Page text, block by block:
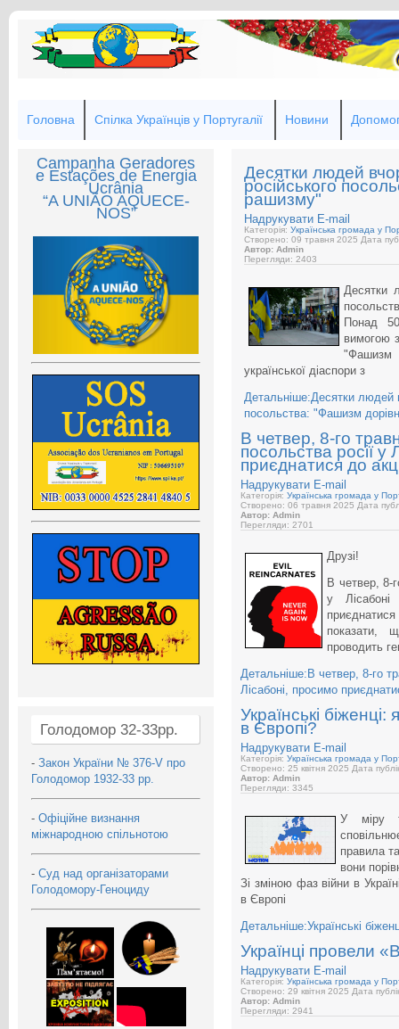
Головна Спілка Українців у Португалії Новини
Campanha Geradores
e Estações de Energia
Ucrânia
“A UNIÃO AQUECE-
NOS”
Голодомор 32-33рр.
- Закон України № 376-V про
Голодомор 1932-33 рр.
- Офіційне визнання
міжнародною спільнотою
- Суд над організаторами
Голодомору-Геноциду
Десятки людей
російського
рашизму"
Надрукувати E-mail
Категорія:Українська громада у
Створено: 09 травня 2025 Дата
Автор: Admin
Перегляди: 2403
Десятки
Понад
вимогою
"Фашизм
української діаспори з
Детальніше:Десятки людей
посольства: "Фашизм
В четвер, 8-го
посольства росії у
приєднатися до
Надрукувати E-mail
Категорія: Українська громада у
Створено: 06 травня 2025 Дата
Автор: Admin
Перегляди: 2701
Друзі!
В четвер, 8-
у
показати,
проводить
Детальніше:В четвер, 8-го
Лісабоні, просимо
Українські
в Європі?
Надрукувати E-mail
Категорія: Українська громада у
Створено: 25 квітня 2025 Дата
Автор: Admin
Перегляди: 3345
У міру
правила
вони
Зі зміною фаз війни в
в Європі
Детальніше:Українські
Українці провели
Надрукувати E-mail
Категорія: Українська громада у
Створено: 29 квітня 2025 Дата
Автор: Admin
Перегляди: 2941